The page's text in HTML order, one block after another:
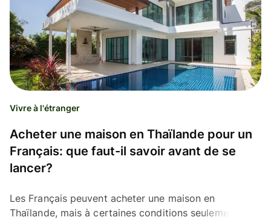
Vivre à l'étranger
Acheter une maison en Thaïlande pour un
Français: que faut-il savoir avant de se
lancer?
Les Français peuvent acheter une maison en
Thaïlande, mais à certaines conditions seulement.